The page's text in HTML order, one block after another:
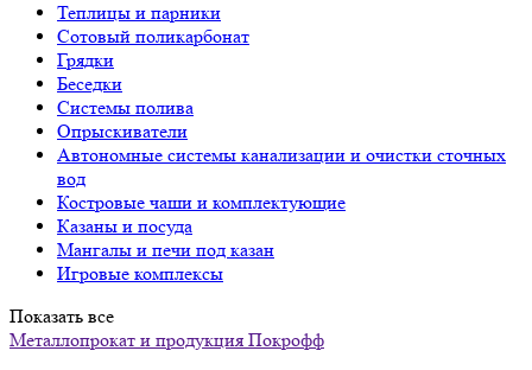
Теплицы и парники
Сотовый поликарбонат
Грядки
Беседки
Системы полива
Опрыскиватели
Автономные системы канализации и очистки сточных
вод
Костровые чаши и комплектующие
Казаны и посуда
Мангалы и печи под казан
Игровые комплексы
Показать все
Металлопрокат и продукция Покрофф